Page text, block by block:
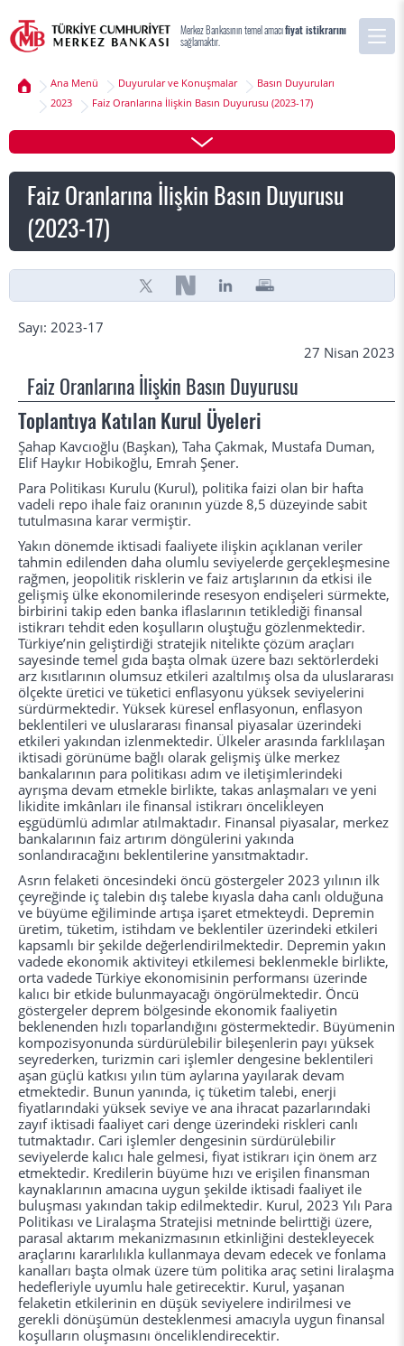
Merkez Bankasının temel amacıfiyat istikrarını
sağlamaktır.
Ana Menü Duyurular ve Konuşmalar
Basın Duyuruları
2023
Faiz Oranlarına İlişkin Basın Duyurusu (2023-17)
Faiz Oranlarına İlişkin Basın Duyurusu
(2023-17)
Sayı: 2023-17
27 Nisan 2023
Faiz Oranlarına İlişkin Basın Duyurusu
Toplantıya Katılan Kurul Üyeleri
Şahap Kavcıoğlu (Başkan), Taha Çakmak, Mustafa Duman,
Elif Haykır Hobikoğlu, Emrah Şener.
Para Politikası Kurulu (Kurul), politika faizi olan bir hafta
vadeli repo ihale faiz oranının yüzde 8,5 düzeyinde sabit
tutulmasına karar vermiştir.
Yakın dönemde iktisadi faaliyete ilişkin açıklanan veriler
tahmin edilenden daha olumlu seviyelerde gerçekleşmesine
rağmen, jeopolitik risklerin ve faiz artışlarının da etkisi ile
gelişmiş ülke ekonomilerinde resesyon endişeleri sürmekte,
birbirini takip eden banka iflaslarının tetiklediği finansal
istikrarı tehdit eden koşulların oluştuğu gözlenmektedir.
Türkiye’nin geliştirdiği stratejik nitelikte çözüm araçları
sayesinde temel gıda başta olmak üzere bazı sektörlerdeki
arz kısıtlarının olumsuz etkileri azaltılmış olsa da uluslararası
ölçekte üretici ve tüketici enflasyonu yüksek seviyelerini
sürdürmektedir. Yüksek küresel enflasyonun, enflasyon
beklentileri ve uluslararası finansal piyasalar üzerindeki
etkileri yakından izlenmektedir. Ülkeler arasında farklılaşan
iktisadi görünüme bağlı olarak gelişmiş ülke merkez
bankalarının para politikası adım ve iletişimlerindeki
ayrışma devam etmekle birlikte, takas anlaşmaları ve yeni
likidite imkânları ile finansal istikrarı öncelikleyen
eşgüdümlü adımlar atılmaktadır. Finansal piyasalar, merkez
bankalarının faiz artırım döngülerini yakında
sonlandıracağını beklentilerine yansıtmaktadır.
Asrın felaketi öncesindeki öncü göstergeler 2023 yılının ilk
çeyreğinde iç talebin dış talebe kıyasla daha canlı olduğuna
ve büyüme eğiliminde artışa işaret etmekteydi. Depremin
üretim, tüketim, istihdam ve beklentiler üzerindeki etkileri
kapsamlı bir şekilde değerlendirilmektedir. Depremin yakın
vadede ekonomik aktiviteyi etkilemesi beklenmekle birlikte,
orta vadede Türkiye ekonomisinin performansı üzerinde
kalıcı bir etkide bulunmayacağı öngörülmektedir. Öncü
göstergeler deprem bölgesinde ekonomik faaliyetin
beklenenden hızlı toparlandığını göstermektedir. Büyümenin
kompozisyonunda sürdürülebilir bileşenlerin payı yüksek
seyrederken, turizmin cari işlemler dengesine beklentileri
aşan güçlü katkısı yılın tüm aylarına yayılarak devam
etmektedir. Bunun yanında, iç tüketim talebi, enerji
fiyatlarındaki yüksek seviye ve ana ihracat pazarlarındaki
zayıf iktisadi faaliyet cari denge üzerindeki riskleri canlı
tutmaktadır. Cari işlemler dengesinin sürdürülebilir
seviyelerde kalıcı hale gelmesi, fiyat istikrarı için önem arz
etmektedir. Kredilerin büyüme hızı ve erişilen finansman
kaynaklarının amacına uygun şekilde iktisadi faaliyet ile
buluşması yakından takip edilmektedir. Kurul, 2023 Yılı Para
Politikası ve Liralaşma Stratejisi metninde belirttiği üzere,
parasal aktarım mekanizmasının etkinliğini destekleyecek
araçlarını kararlılıkla kullanmaya devam edecek ve fonlama
kanalları başta olmak üzere tüm politika araç setini liralaşma
hedefleriyle uyumlu hale getirecektir. Kurul, yaşanan
felaketin etkilerinin en düşük seviyelere indirilmesi ve
gerekli dönüşümün desteklenmesi amacıyla uygun finansal
koşulların oluşmasını önceliklendirecektir.